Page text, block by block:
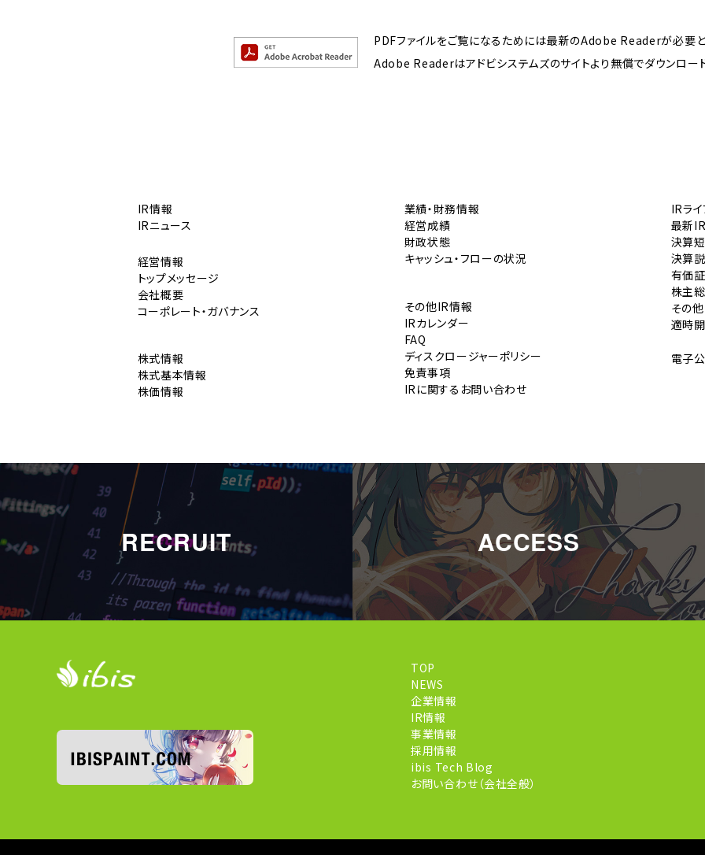
PDFファイルをご覧になるためには最新のAdobe Readerが必要と
Adobe Readerはアドビシステムズのサイトより無償でダウンロード
IR情報
IRニュース
経営情報
トップメッセージ
会社概要
コーポレート・ガバナンス
業績・財務情報
経営成績
財政状態
キャッシュ・フローの状況
IRライ
最新
決算
決算
有価
株主
その
適時
株式情報
株式基本情報
株価情報
その他IR情報
IRカレンダー
FAQ
ディスクロージャーポリシー
免責事項
IRに関するお問い合わせ
電子
RECRUIT ACCESS
TOP
NEWS
企業情報
IR情報
事業情報
採用情報
ibis Tech Blog
お問い合わせ（会社全般）